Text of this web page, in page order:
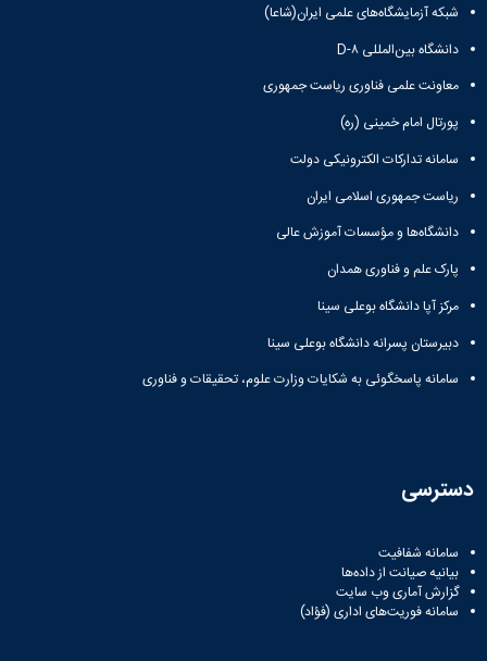
نامه
های
پژوهشی
فرم
های
پژوهشی
شبکه آزمایشگاه‌های علمی ایران(شاعا)
دانشگاه بین‌المللی D-۸
معاونت علمی فناوری ریاست جمهوری
پورتال امام خمینی (ره)
سامانه تدارکات الکترونیکی دولت
ریاست جمهوری اسلامی ایران
دانشگاه‌ها و مؤسسات آموزش عالی
پارک علم و فناوری همدان
مرکز آپا دانشگاه بوعلی سینا
دبیرستان پسرانه دانشگاه بوعلی سینا
سامانه پاسخگوئی به شکایات وزارت علوم، تحقیقات و فناوری
دسترسی
سامانه شفافیت
بیانیه صیانت از داده‌ها
گزارش آماری وب‌ سایت
سامانه فوریت‌های اداری (فؤاد)